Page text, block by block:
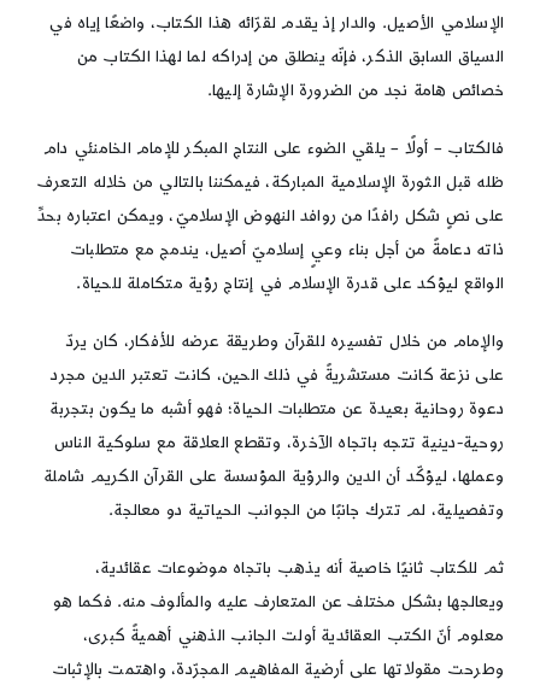
الإسلامي الأصيل. والدار إذ يقدم لقرّائه هذا الكتاب، واضعًا إياه في
السياق السابق الذكر، فإنّه ينطلق من إدراكه لما لهذا الكتاب من
خصائص هامة نجد من الضرورة الإشارة إليها.
فالكتاب – أولًا – يلقي الضوء على النتاج المبكر للإمام الخامنئي دام
ظله قبل الثورة الإسلامية المباركة، فيمكننا بالتالي من خلاله التعرف
على نصٍ شكل رافدًا من روافد النهوض الإسلاميّ، ويمكن اعتباره بحدِّ
ذاته دعامةً من أجل بناء وعيٍ إسلاميّ أصيل، يندمج مع متطلبات
الواقع ليؤكد على قدرة الإسلام في إنتاج رؤية متكاملة للحياة.
والإمام من خلال تفسيره للقرآن وطريقة عرضه للأفكار، كان يردّ
على نزعة كانت مستشريةً في ذلك الحين، كانت تعتبر الدين مجرد
دعوة روحانية بعيدة عن متطلبات الحياة؛ فهو أشبه ما يكون بتجربة
روحية-دينية تتجه باتجاه الآخرة، وتقطع العلاقة مع سلوكية الناس
وعملها، ليؤكّد أن الدين والرؤية المؤسسة على القرآن الكريم شاملة
وتفصيلية، لم تترك جانبًا من الجوانب الحياتية دو معالجة.
ثم للكتاب ثانيًا خاصية أنه يذهب باتجاه موضوعات عقائدية،
ويعالجها بشكل مختلف عن المتعارف عليه والمألوف منه. فكما هو
معلوم أنّ الكتب العقائدية أولت الجانب الذهني أهميةً كبرى،
وطرحت مقولاتها على أرضية المفاهيم المجرّدة، واهتمت بالإثبات